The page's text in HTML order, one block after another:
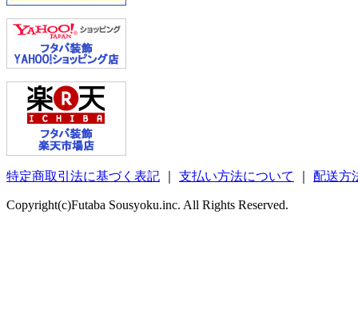
特定商取引法に基づく表記 支払い方法について 配送方
Copyright(c)Futaba Sousyoku.inc. All Rights Reserved.